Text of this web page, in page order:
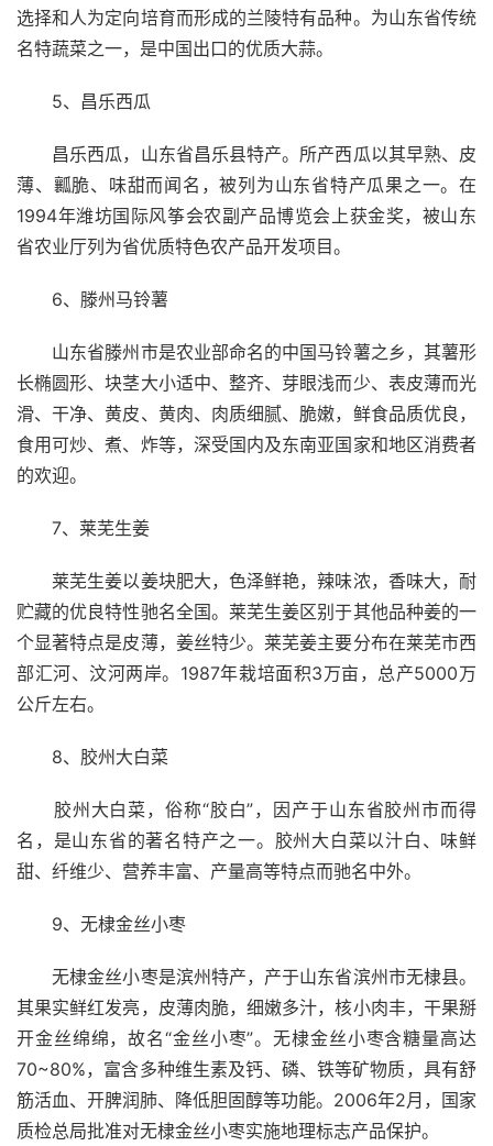
选择和人为定向培育而形成的兰陵特有品种。为山东省传统
名特蔬菜之一，是中国出口的优质大蒜。
5、昌乐西瓜
昌乐西瓜，山东省昌乐县特产。所产西瓜以其早熟、皮
薄、瓤脆、味甜而闻名，被列为山东省特产瓜果之一。在
1994年潍坊国际风筝会农副产品博览会上获金奖，被山东
省农业厅列为省优质特色农产品开发项目。
6、滕州马铃薯
山东省滕州市是农业部命名的中国马铃薯之乡，其薯形
长椭圆形、块茎大小适中、整齐、芽眼浅而少、表皮薄而光
滑、干净、黄皮、黄肉、肉质细腻、脆嫩，鲜食品质优良，
食用可炒、煮、炸等，深受国内及东南亚国家和地区消费者
的欢迎。
7、莱芜生姜
莱芜生姜以姜块肥大，色泽鲜艳，辣味浓，香味大，耐
贮藏的优良特性驰名全国。莱芜生姜区别于其他品种姜的一
个显著特点是皮薄，姜丝特少。莱芜姜主要分布在莱芜市西
部汇河、汶河两岸。1987年栽培面积3万亩，总产5000万
公斤左右。
8、胶州大白菜
胶州大白菜，俗称“胶白”，因产于山东省胶州市而得
名，是山东省的著名特产之一。胶州大白菜以汁白、味鲜
甜、纤维少、营养丰富、产量高等特点而驰名中外。
9、无棣金丝小枣
无棣金丝小枣是滨州特产，产于山东省滨州市无棣县。
其果实鲜红发亮，皮薄肉脆，细嫩多汁，核小肉丰，干果掰
开金丝绵绵，故名“金丝小枣”。无棣金丝小枣含糖量高达
70~80%，富含多种维生素及钙、磷、铁等矿物质，具有舒
筋活血、开脾润肺、降低胆固醇等功能。2006年2月，国家
质检总局批准对无棣金丝小枣实施地理标志产品保护。